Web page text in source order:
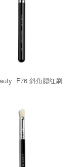
Sigma Beauty F76 斜角腮红刷